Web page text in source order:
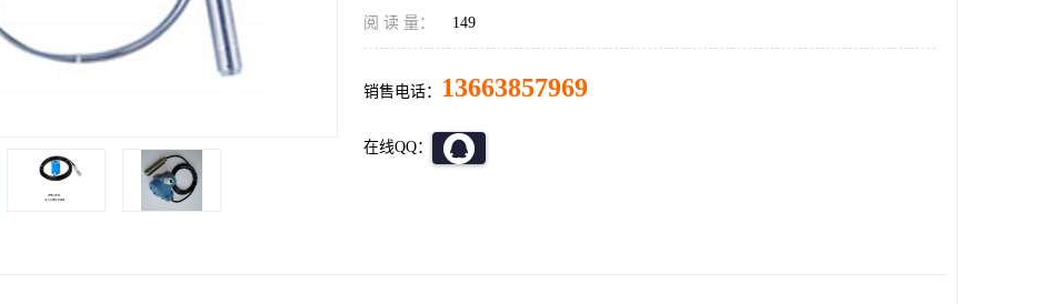
阅 读 量： 149
销售电话： 13663857969
在线QQ：